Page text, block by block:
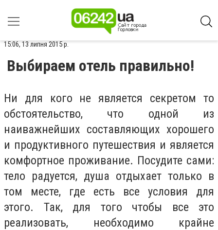
15:06, 13 липня 2015 р.
Выбираем отель правильно!
Ни для кого не является секретом то
обстоятельство, что одной из
наиважнейших составляющих хорошего
и продуктивного путешествия и является
комфортное проживание. Посудите сами:
тело радуется, душа отдыхает только в
том месте, где есть все условия для
этого. Так, для того чтобы все это
реализовать, необходимо крайне